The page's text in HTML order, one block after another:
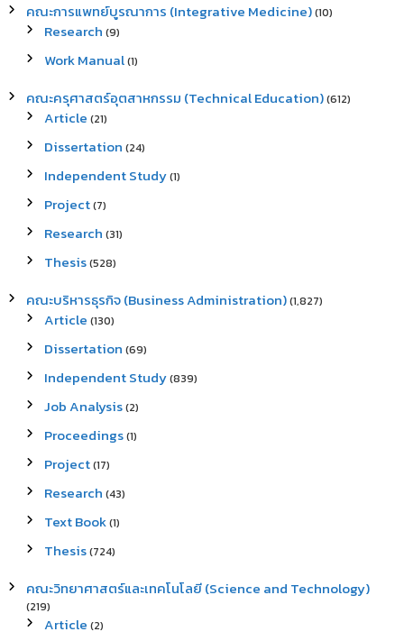
คณะการแพทย์บูรณาการ (Integrative Medicine)(10)
Research (9)
Work Manual(1)
คณะครุศาสตร์อุตสาหกรรม (Technical Education)(612)
Article (21)
Dissertation (24)
Independent Study(1)
Project(7)
Research (31)
Thesis(528)
คณะบริหารธุรกิจ (Business Administration)(1,827)
Article (130)
Dissertation (69)
Independent Study(839)
Job Analysis(2)
Proceedings(1)
Project(17)
Research (43)
Text Book(1)
Thesis(724)
คณะวิทยาศาสตร์และเทคโนโลยี (Science and Technology)
(219)
Article (2)